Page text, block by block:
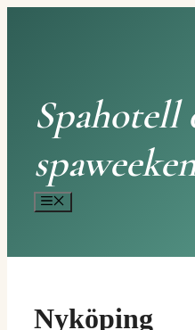
Spahotell
Meny
Nyköping